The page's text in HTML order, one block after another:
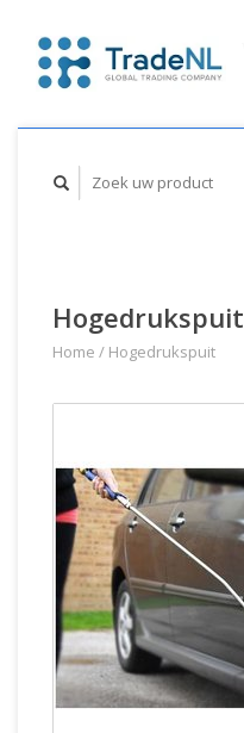
Hogedrukspuit
Home / Hogedrukspuit